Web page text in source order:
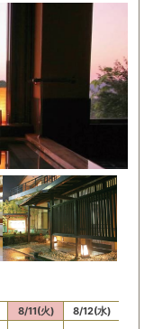
8/11(火) 8/12(水)